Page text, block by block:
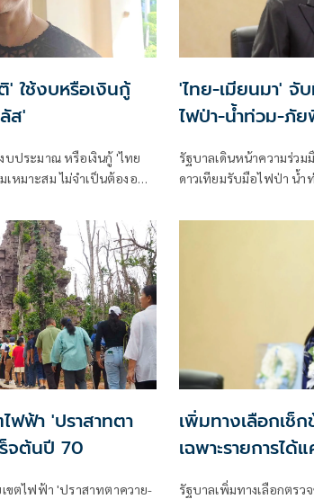
ใช้งบหรือเงินกู้
ส'
บประมาณ หรือเงินกู้ 'ไทย
หมาะสม ไม่จำเป็นต้องออก
'ไทย-เมียนมา' จั
ไฟป่า-น้ำท่วม-ภั
รัฐบาลเดินหน้าความร่วม
ดาวเทียมรับมือไฟป่า น้ำ
กัน
ฟฟ้า 'ปราสาทตา
จต้นปี 70
เขตไฟฟ้า 'ปราสาทตาควาย-
เพิ่มทางเลือกเ
เฉพาะรายการได้
รัฐบาลเพิ่มทางเลือกตร